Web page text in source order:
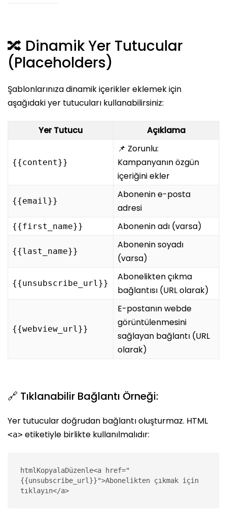
🔀 Dinamik Yer Tutucular
(Placeholders)
Şablonlarınıza dinamik içerikler eklemek için
aşağıdaki yer tutucuları kullanabilirsiniz:
Yer Tutucu Açıklama
{{content}}
📌 Zorunlu:
Kampanyanın özgün
içeriğini ekler
{{email}}
Abonenin e-posta
adresi
{{first_name}} Abonenin adı (varsa)
{{last_name}}
Abonenin soyadı
(varsa)
{{unsubscribe_url}}
Abonelikten çıkma
bağlantısı (URL olarak)
{{webview_url}}
E-postanın webde
görüntülenmesini
sağlayan bağlantı (URL
olarak)
🔗 Tıklanabilir Bağlantı Örneği:
Yer tutucular doğrudan bağlantı oluşturmaz. HTML
<a> etiketiyle birlikte kullanılmalıdır:
htmlKopyalaDüzenle<a href="
{{unsubscribe_url}}">Abonelikten çıkmak için